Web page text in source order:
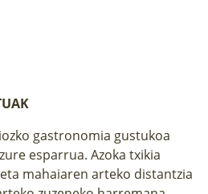
gastronomia gustukoa
esparrua. Azoka txikia
mahaiaren arteko distantzia